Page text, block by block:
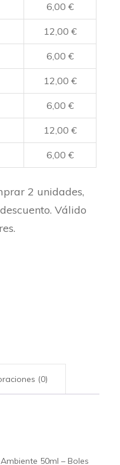
6,00 €
12,00 €
6,00 €
12,00 €
6,00 €
12,00 €
6,00 €
2 unidades,
Válido
(0)
50ml – Boles